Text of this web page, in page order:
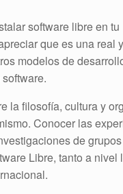
software libre en tu
que es una real
modelos de
la filosofía, cultura y
Conocer las
de
Libre, tanto a nivel